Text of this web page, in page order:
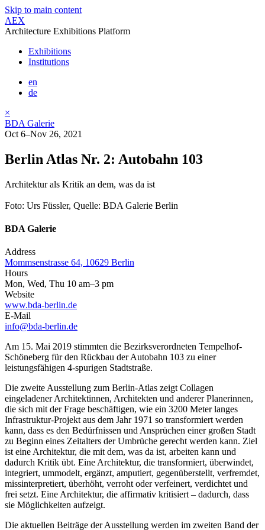
Skip to main content
AEX
Architecture Exhibitions Platform
Exhibitions
Institutions
en
de
×
BDA Galerie
Oct 6–Nov 26, 2021
Berlin Atlas Nr. 2: Autobahn 103
Architektur als Kritik an dem, was da ist
Foto: Urs Füssler, Quelle: BDA Galerie Berlin
BDA Galerie
Address
Mommsenstrasse 64, 10629 Berlin
Hours
Mon, Wed, Thu 10 am–3 pm
Website
www.bda-berlin.de
E-Mail
info@bda-berlin.de
Am 15. Mai 2019 stimmten die Bezirksverordneten Tempelhof-
Schöneberg für den Rückbau der Autobahn 103 zu einer
leistungsfähigen 4-spurigen Stadtstraße.
Die zweite Ausstellung zum Berlin-Atlas zeigt Collagen
eingeladener Architektinnen, Architekten und anderer Planerinnen,
die sich mit der Frage beschäftigen, wie ein 3200 Meter langes
Infrastruktur-Projekt aus dem Jahr 1971 so transformiert werden
kann, dass es den Bedürfnissen und Ansprüchen einer großen Stadt
zu Beginn eines Zeitalters der Umbrüche gerecht werden kann. Ziel
ist eine Architektur, die mit dem, was da ist, arbeiten kann und
dadurch Kritik übt. Eine Architektur, die transformiert, überwindet,
integriert, ummodelt, ergänzt, amputiert, gegenüberstellt, verfremdet,
missinterpretiert, überhöht, verroht oder verfeinert, verdichtet und
frei setzt. Eine Architektur, die affirmativ kritisiert – dadurch, dass
sie Möglichkeiten aufzeigt.
Die aktuellen Beiträge der Ausstellung werden im zweiten Band der